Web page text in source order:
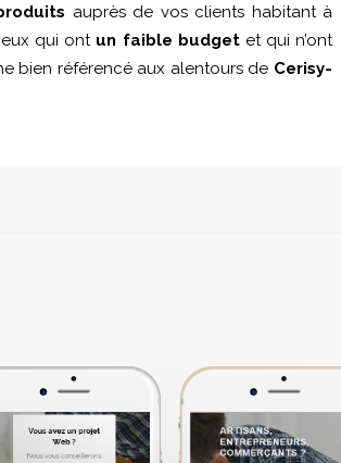
auprès de vos clients habitant à
qui ont un faible budgetet qui n’ont
bien référencé aux alentours de Cerisy-